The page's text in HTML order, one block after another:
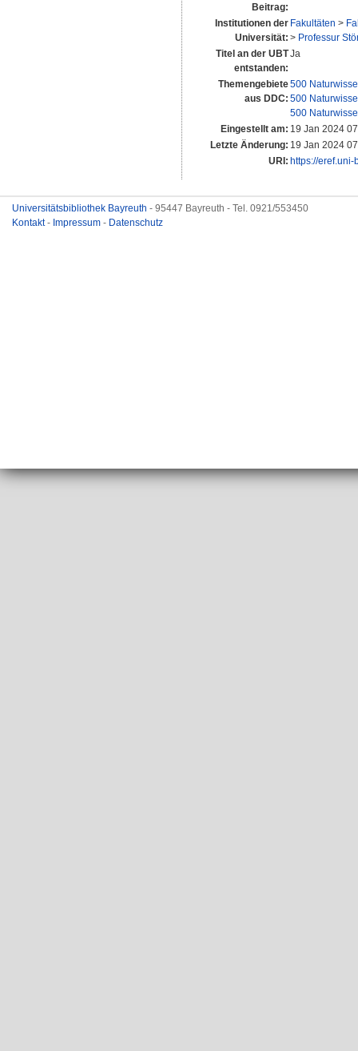
Beitrag:
Institutionen der
Universität:
Fakultäten >
> Professur
Titel an der UBT
entstanden:
Ja
Themengebiete
aus DDC:
500
500
500
Eingestellt am: 19 Jan 2024
Letzte Änderung: 19 Jan 2024
URI: https://
Universitätsbibliothek Bayreuth - 95447 Bayreuth - Tel. 0921/553450
Kontakt- Impressum - Datenschutz